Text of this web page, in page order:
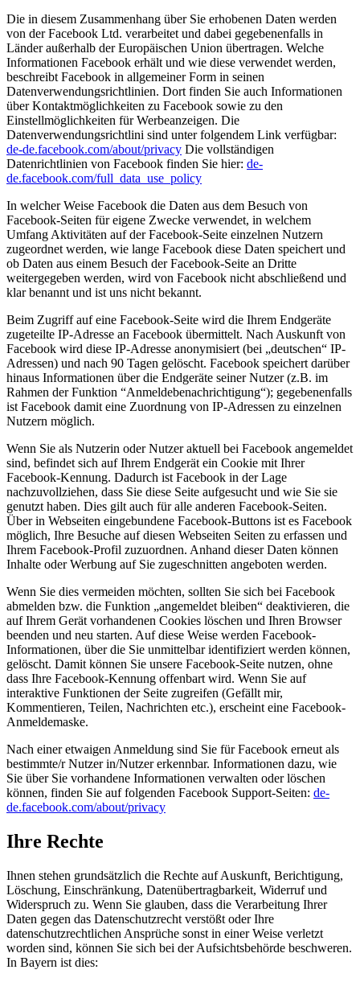
Die in diesem Zusammenhang über Sie erhobenen Daten werden
von der Facebook Ltd. verarbeitet und dabei gegebenenfalls in
Länder außerhalb der Europäischen Union übertragen. Welche
Informationen Facebook erhält und wie diese verwendet werden,
beschreibt Facebook in allgemeiner Form in seinen
Datenverwendungsrichtlinien. Dort finden Sie auch Informationen
über Kontaktmöglichkeiten zu Facebook sowie zu den
Einstellmöglichkeiten für Werbeanzeigen. Die
Datenverwendungsrichtlini sind unter folgendem Link verfügbar:
de-de.facebook.com/about/privacy Die vollständigen
Datenrichtlinien von Facebook finden Sie hier: de-
de.facebook.com/full_data_use_policy
In welcher Weise Facebook die Daten aus dem Besuch von
Facebook-Seiten für eigene Zwecke verwendet, in welchem
Umfang Aktivitäten auf der Facebook-Seite einzelnen Nutzern
zugeordnet werden, wie lange Facebook diese Daten speichert und
ob Daten aus einem Besuch der Facebook-Seite an Dritte
weitergegeben werden, wird von Facebook nicht abschließend und
klar benannt und ist uns nicht bekannt.
Beim Zugriff auf eine Facebook-Seite wird die Ihrem Endgeräte
zugeteilte IP-Adresse an Facebook übermittelt. Nach Auskunft von
Facebook wird diese IP-Adresse anonymisiert (bei „deutschen“ IP-
Adressen) und nach 90 Tagen gelöscht. Facebook speichert darüber
hinaus Informationen über die Endgeräte seiner Nutzer (z.B. im
Rahmen der Funktion “Anmeldebenachrichtigung“); gegebenenfalls
ist Facebook damit eine Zuordnung von IP-Adressen zu einzelnen
Nutzern möglich.
Wenn Sie als Nutzerin oder Nutzer aktuell bei Facebook angemeldet
sind, befindet sich auf Ihrem Endgerät ein Cookie mit Ihrer
Facebook-Kennung. Dadurch ist Facebook in der Lage
nachzuvollziehen, dass Sie diese Seite aufgesucht und wie Sie sie
genutzt haben. Dies gilt auch für alle anderen Facebook-Seiten.
Über in Webseiten eingebundene Facebook-Buttons ist es Facebook
möglich, Ihre Besuche auf diesen Webseiten Seiten zu erfassen und
Ihrem Facebook-Profil zuzuordnen. Anhand dieser Daten können
Inhalte oder Werbung auf Sie zugeschnitten angeboten werden.
Wenn Sie dies vermeiden möchten, sollten Sie sich bei Facebook
abmelden bzw. die Funktion „angemeldet bleiben“ deaktivieren, die
auf Ihrem Gerät vorhandenen Cookies löschen und Ihren Browser
beenden und neu starten. Auf diese Weise werden Facebook-
Informationen, über die Sie unmittelbar identifiziert werden können,
gelöscht. Damit können Sie unsere Facebook-Seite nutzen, ohne
dass Ihre Facebook-Kennung offenbart wird. Wenn Sie auf
interaktive Funktionen der Seite zugreifen (Gefällt mir,
Kommentieren, Teilen, Nachrichten etc.), erscheint eine Facebook-
Anmeldemaske.
Nach einer etwaigen Anmeldung sind Sie für Facebook erneut als
bestimmte/r Nutzer in/Nutzer erkennbar. Informationen dazu, wie
Sie über Sie vorhandene Informationen verwalten oder löschen
können, finden Sie auf folgenden Facebook Support-Seiten: de-
de.facebook.com/about/privacy
Ihre Rechte
Ihnen stehen grundsätzlich die Rechte auf Auskunft, Berichtigung,
Löschung, Einschränkung, Datenübertragbarkeit, Widerruf und
Widerspruch zu. Wenn Sie glauben, dass die Verarbeitung Ihrer
Daten gegen das Datenschutzrecht verstößt oder Ihre
datenschutzrechtlichen Ansprüche sonst in einer Weise verletzt
worden sind, können Sie sich bei der Aufsichtsbehörde beschweren.
In Bayern ist dies: